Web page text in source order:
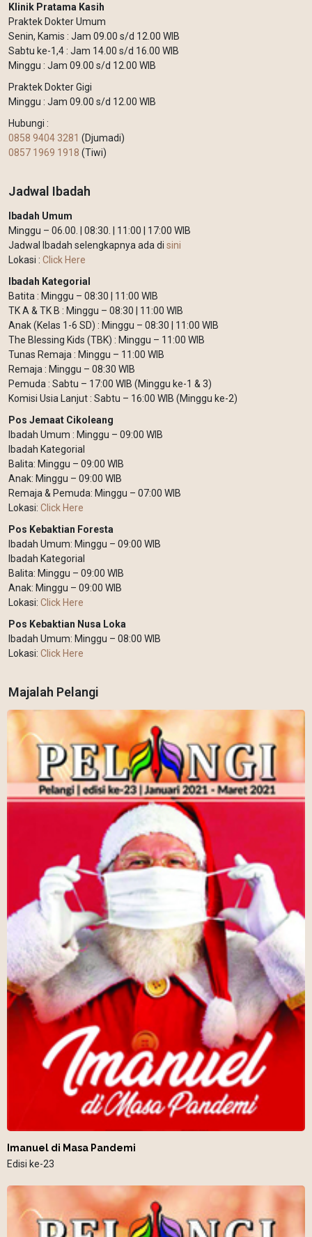
Klinik Pratama Kasih
Praktek Dokter Umum
Senin, Kamis : Jam 09.00 s/d 12.00 WIB
Sabtu ke-1,4 : Jam 14.00 s/d 16.00 WIB
Minggu : Jam 09.00 s/d 12.00 WIB
Praktek Dokter Gigi
Minggu : Jam 09.00 s/d 12.00 WIB
Hubungi :
0858 9404 3281 (Djumadi)
0857 1969 1918 (Tiwi)
Jadwal Ibadah
Ibadah Umum
Minggu – 06.00. | 08:30. | 11:00 | 17:00 WIB
Jadwal Ibadah selengkapnya ada di sini
Lokasi : Click Here
Ibadah Kategorial
Batita : Minggu – 08:30 | 11:00 WIB
TK A & TK B : Minggu – 08:30 | 11:00 WIB
Anak (Kelas 1-6 SD) : Minggu – 08:30 | 11:00 WIB
The Blessing Kids (TBK) : Minggu – 11:00 WIB
Tunas Remaja : Minggu – 11:00 WIB
Remaja : Minggu – 08:30 WIB
Pemuda : Sabtu – 17:00 WIB (Minggu ke-1 & 3)
Komisi Usia Lanjut : Sabtu – 16:00 WIB (Minggu ke-2)
Pos Jemaat Cikoleang
Ibadah Umum : Minggu – 09:00 WIB
Ibadah Kategorial
Balita: Minggu – 09:00 WIB
Anak: Minggu – 09:00 WIB
Remaja & Pemuda: Minggu – 07:00 WIB
Lokasi: Click Here
Pos Kebaktian Foresta
Ibadah Umum: Minggu – 09:00 WIB
Ibadah Kategorial
Balita: Minggu – 09:00 WIB
Anak: Minggu – 09:00 WIB
Lokasi: Click Here
Pos Kebaktian Nusa Loka
Ibadah Umum: Minggu – 08:00 WIB
Lokasi: Click Here
Majalah Pelangi
Imanuel di Masa Pandemi
Edisi ke-23